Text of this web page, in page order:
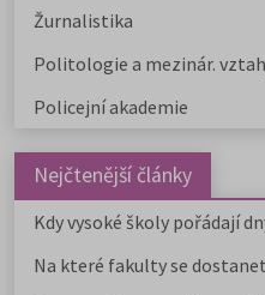
Žurnalistika
Politologie a mezinár.
Policejní akademie
Nejčtenější články
Kdy vysoké školy pořádají
Na které fakulty se